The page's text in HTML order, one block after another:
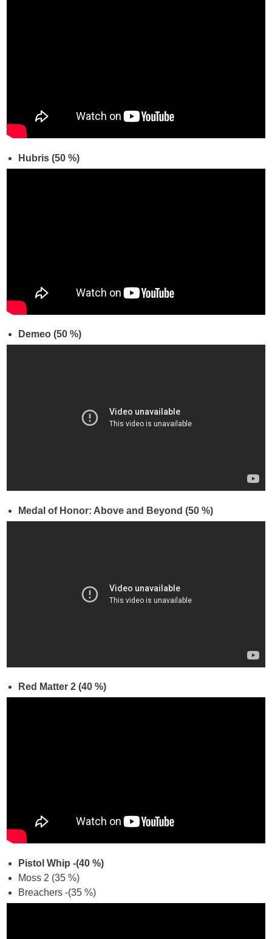
Hubris (50 %)
Demeo (50 %)
Medal of Honor: Above and Beyond (50 %)
Red Matter 2 (40 %)
Pistol Whip -(40 %)
Moss 2 (35 %)
Breachers -(35 %)